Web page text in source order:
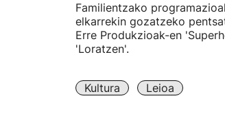
Familientzako
elkarrekin gozatzeko
Erre Produkzioak-en
'Loratzen'.
Kultura Leioa